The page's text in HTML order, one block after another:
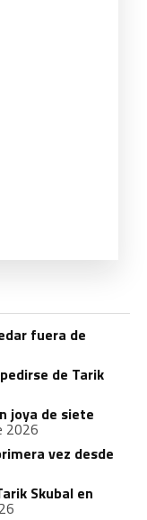
fuera de
de Tarik
joya de siete
2026
vez desde
Skubal en